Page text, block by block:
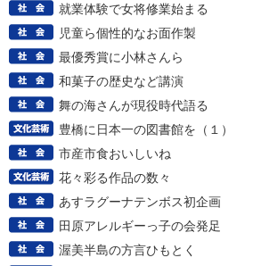
就業体験で女将修業始まる
児童ら個性的なお面作製
最優秀賞に小林さんら
和菓子の歴史など講演
舞の海さんが現役時代語る
豊橋に日本一の図書館を（１）
市産市食おいしいね
花々彩る作品の数々
あすラグーナテンボス初企画
田原アレルギーっ子の会発足
渥美半島の方言ひもとく